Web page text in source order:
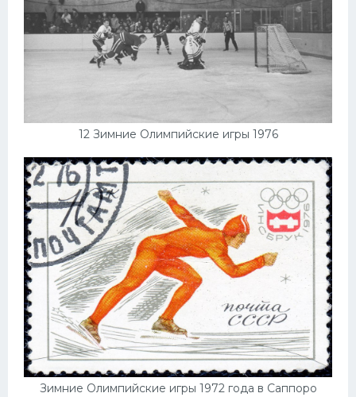
12 Зимние Олимпийские игры 1976
Зимние Олимпийские игры 1972 года в Саппоро